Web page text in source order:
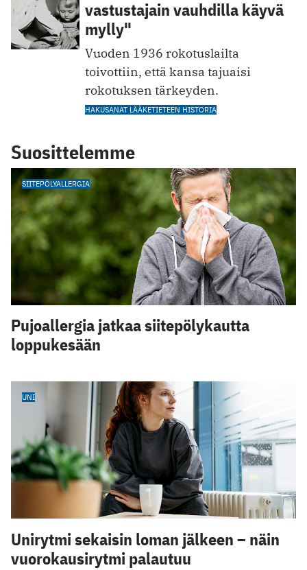
vastustajain vauhdilla käyvä
mylly"
Vuoden 1936 rokotuslailta
toivottiin, että kansa tajuaisi
rokotuksen tärkeyden.
HAKUSANAT LÄÄKETIETEEN HISTORIA
Suosittelemme
SIITEPÖLYALLERGIA
Pujoallergia jatkaa siitepölykautta
loppukesään
UNI
Unirytmi sekaisin loman jälkeen – näin
vuorokausirytmi palautuu